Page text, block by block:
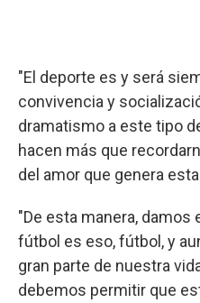
"El deporte es y será
convivencia y
dramatismo a este tipo
hacen más que
del amor que genera
"De esta manera, damos
fútbol es eso, fútbol, y
gran parte de nuestra
debemos permitir que